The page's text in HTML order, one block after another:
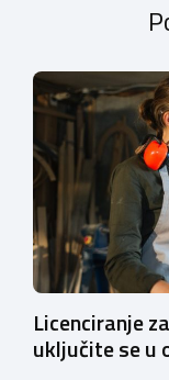
Licenciranje
uključite se u